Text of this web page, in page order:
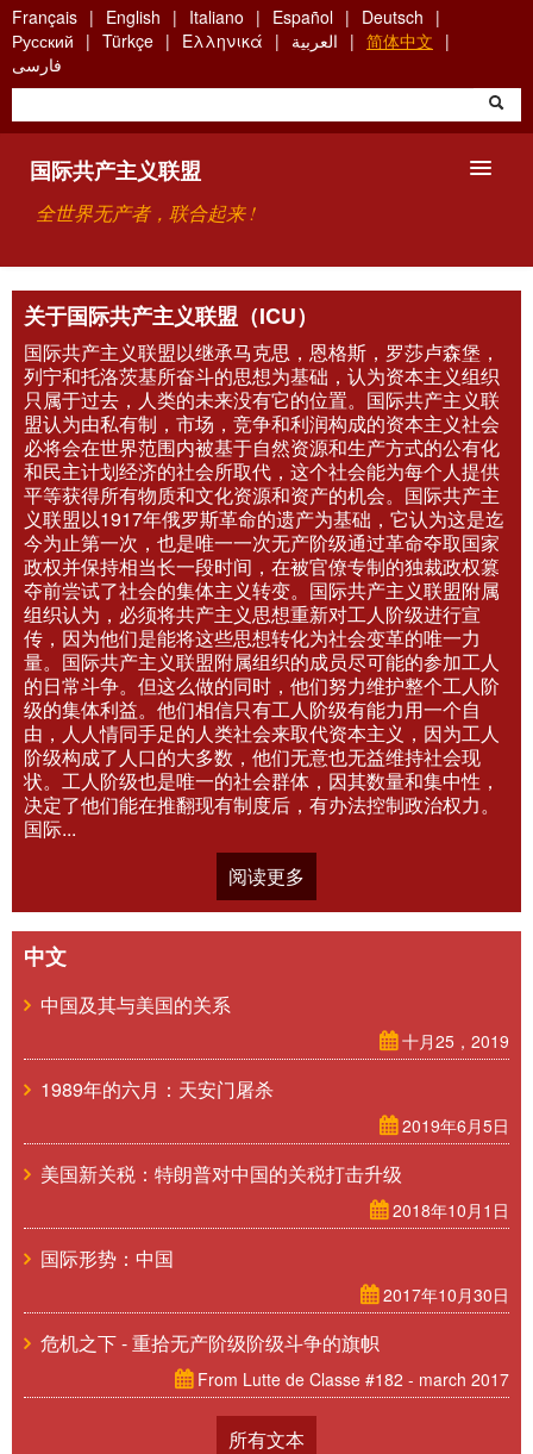
Skip
to
main
content
Français English Italiano Español
Deutsch
Русский
Türkçe Ελληνικά العربية
简体中文
فارسی
国际共产主义联盟
全世界无产者，联合起来 !
主要观点
关于国际共产主义联盟（ICU）
搜索
联系方式
关于国际共产主义联盟（ICU）
国际共产主义联盟以继承马克思，恩格斯，罗莎卢森堡，
列宁和托洛茨基所奋斗的思想为基础，认为资本主义组织
只属于过去，人类的未来没有它的位置。国际共产主义联
盟认为由私有制，市场，竞争和利润构成的资本主义社会
必将会在世界范围内被基于自然资源和生产方式的公有化
和民主计划经济的社会所取代，这个社会能为每个人提供
平等获得所有物质和文化资源和资产的机会。国际共产主
义联盟以1917年俄罗斯革命的遗产为基础，它认为这是迄
今为止第一次，也是唯一一次无产阶级通过革命夺取国家
政权并保持相当长一段时间，在被官僚专制的独裁政权篡
夺前尝试了社会的集体主义转变。国际共产主义联盟附属
组织认为，必须将共产主义思想重新对工人阶级进行宣
传，因为他们是能将这些思想转化为社会变革的唯一力
量。国际共产主义联盟附属组织的成员尽可能的参加工人
的日常斗争。但这么做的同时，他们努力维护整个工人阶
级的集体利益。他们相信只有工人阶级有能力用一个自
由，人人情同手足的人类社会来取代资本主义，因为工人
阶级构成了人口的大多数，他们无意也无益维持社会现
状。工人阶级也是唯一的社会群体，因其数量和集中性，
决定了他们能在推翻现有制度后，有办法控制政治权力。
国际...
阅读更多
中文
中国及其与美国的关系
十月25，2019
1989年的六月：天安门屠杀
2019年6月5日
美国新关税：特朗普对中国的关税打击升级
2018年10月1日
国际形势：中国
2017年10月30日
危机之下 - 重拾无产阶级阶级斗争的旗帜
From Lutte de Classe #182 - march 2017
所有文本